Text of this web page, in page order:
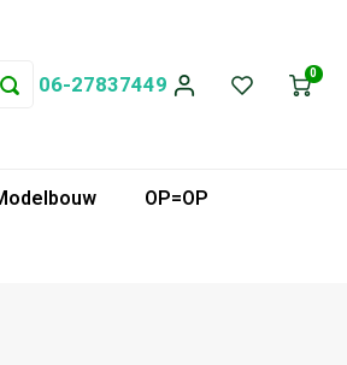
06-27837449 0
OP=OP